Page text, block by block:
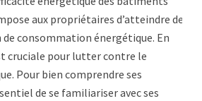
aux propriétaires d’atteindre des
consommation énergétique. En
cruciale pour lutter contre le
Pour bien comprendre ses
de se familiariser avec ses